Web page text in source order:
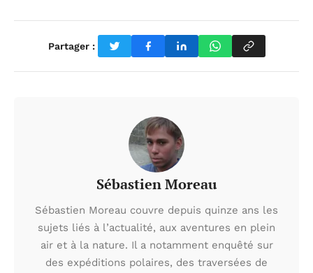
Partager :
Sébastien Moreau
Sébastien Moreau couvre depuis quinze ans les
sujets liés à l’actualité, aux aventures en plein
air et à la nature. Il a notamment enquêté sur
des expéditions polaires, des traversées de